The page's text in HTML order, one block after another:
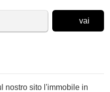
vai
nostro sito l'immobile in